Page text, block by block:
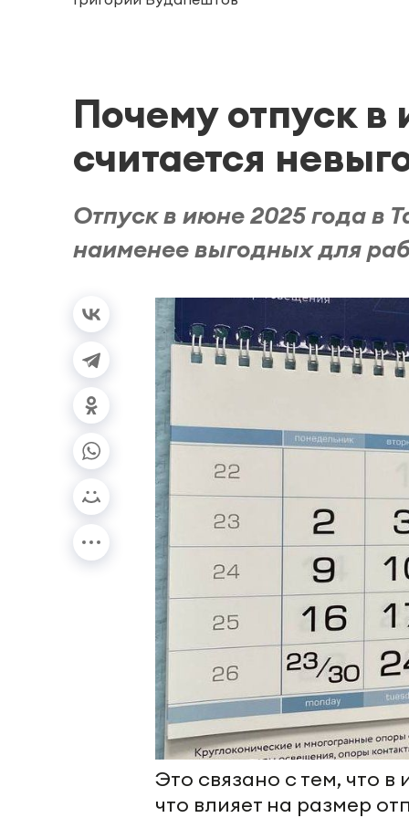
Почему отпуск в
считается
Отпуск в июне 2025 года в
наименее выгодных для
Это связано с тем, что в
что влияет на размер